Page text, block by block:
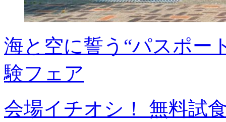
海と空に誓う“パスポー
験フェア
会場イチオシ！
無料試